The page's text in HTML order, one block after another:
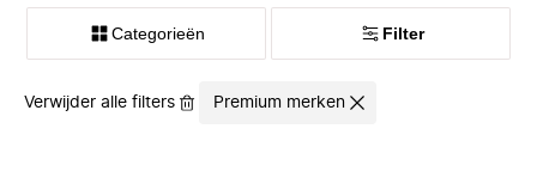
Categorieën Filter
Verwijder alle filters Premium merken